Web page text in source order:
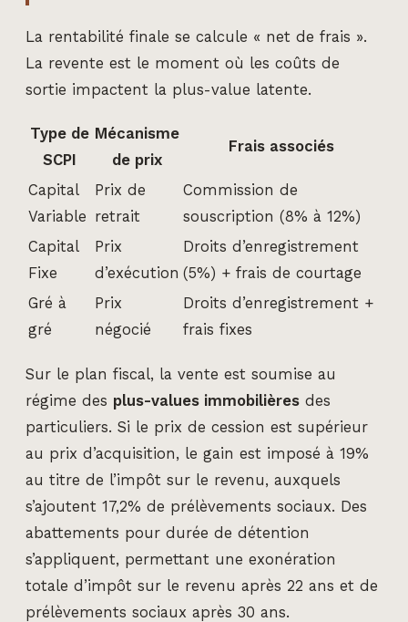
La rentabilité finale se calcule « net de frais ».
La revente est le moment où les coûts de
sortie impactent la plus-value latente.
Type de
SCPI
Mécanisme
de prix
Frais associés
Capital
Variable
Prix de
retrait
Commission de
souscription (8% à 12%)
Capital
Fixe
Prix
d’exécution
Droits d’enregistrement
(5%) + frais de courtage
Gré à
gré
Prix
négocié
Droits d’enregistrement +
frais fixes
Sur le plan fiscal, la vente est soumise au
régime des plus-values immobilières des
particuliers. Si le prix de cession est supérieur
au prix d’acquisition, le gain est imposé à 19%
au titre de l’impôt sur le revenu, auxquels
s’ajoutent 17,2% de prélèvements sociaux. Des
abattements pour durée de détention
s’appliquent, permettant une exonération
totale d’impôt sur le revenu après 22 ans et de
prélèvements sociaux après 30 ans.